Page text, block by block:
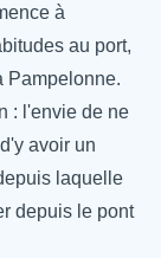
à
au port,
Pampelonne.
: l'envie de ne
avoir un
laquelle
depuis le pont